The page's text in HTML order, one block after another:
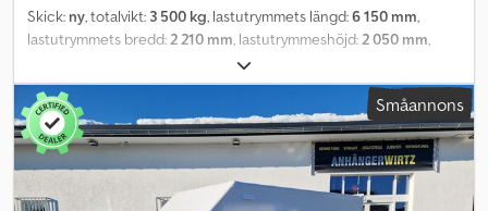
Skick: ny, totalvikt: 3 500 kg, lastutrymmets längd:6 150 mm,
lastutrymmets bredd:2 210 mm, lastutrymmeshöjd:2 050 mm,
ANHÄNGERWIRTZ, din online-marknadsplats för att köpa nya
släpvagnar, erbjuder starka varumärken! Över 850 nya släpvagnar i
lager. Över 130 begagnade släpvagnar ständigt tillgängliga.
Chjdozrg Hlopfx Aahsa Exempel (icke-bindande): Nyproduktion på
12 veckor! KARGO KOFFER HOCHLADER FC3562HTLHK
615X215X203CM, bakre ramp, XXXXL, 3500 kg. Släpvagn med skåp,
Kargo Hochlader FCFC3562HTLK, 615x215x203 cm, 3500 kg,
Småannons